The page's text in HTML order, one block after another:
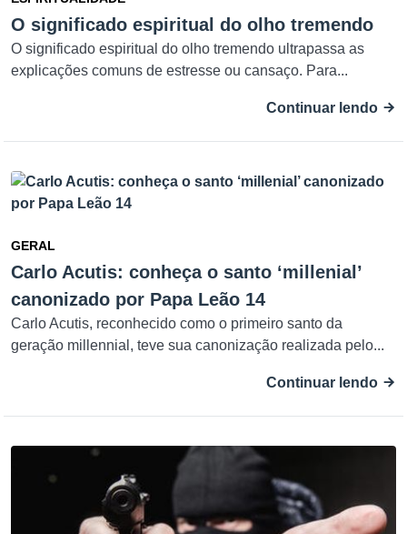
O significado espiritual do olho tremendo
O significado espiritual do olho tremendo ultrapassa as
explicações comuns de estresse ou cansaço. Para...
Continuar lendo
GERAL
Carlo Acutis: conheça o santo ‘millenial’
canonizado por Papa Leão 14
Carlo Acutis, reconhecido como o primeiro santo da
geração millennial, teve sua canonização realizada pelo...
Continuar lendo